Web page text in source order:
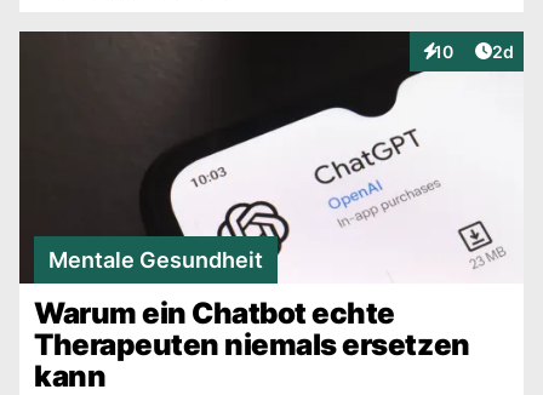
10
Interaktionen
2d
Mentale Gesundheit
Warum ein Chatbot echte
Therapeuten niemals ersetzen
kann